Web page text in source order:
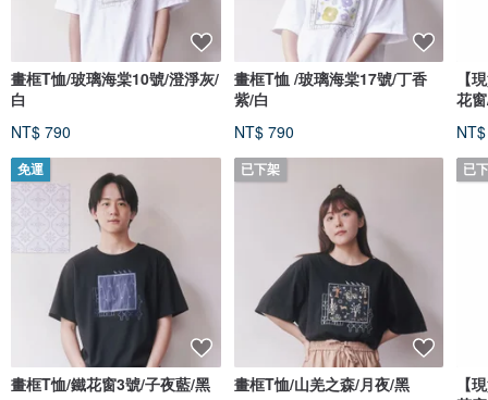
畫框T恤/玻璃海棠10號/澄淨灰/
白
NT$ 790
免運
畫框T恤/鐵花窗3號/子夜藍/黑
畫框T恤 /玻璃海棠17號/丁香
紫/白
NT$ 790
已下架
畫框T恤/山羌之森/月夜/黑
【
花
已
【